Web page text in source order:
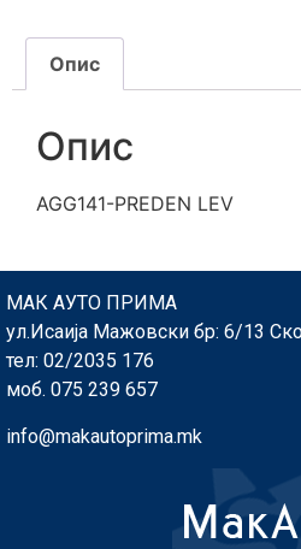
Опис
Опис
AGG141-PREDEN LEV
МАК АУТО ПРИМА
ул.Исаија Мажовски бр: 6/13
тел: 02/2035 176
моб. 075 239 657
info@makautoprima.mk